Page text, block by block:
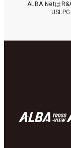
ALBA Netは